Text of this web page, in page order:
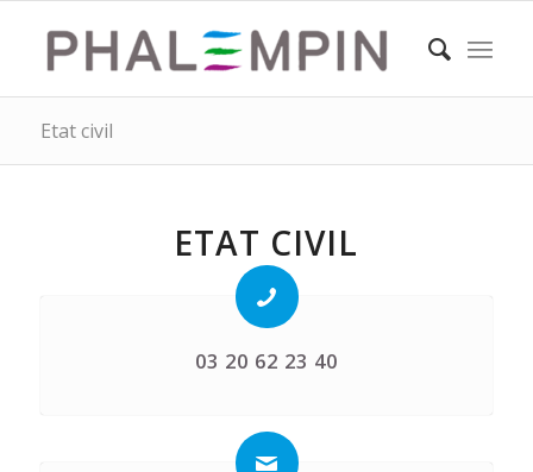
Etat civil
ETAT CIVIL
03 20 62 23 40